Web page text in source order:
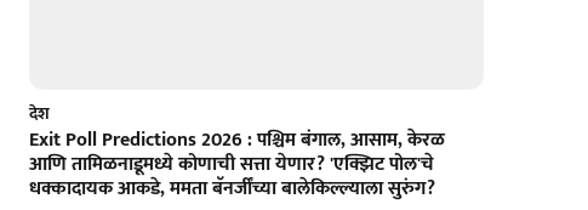
देश
Exit Poll Predictions 2026 : पश्चिम बंगाल, आसाम, केरळ
आणि तामिळनाडूमध्ये कोणाची सत्ता येणार? 'एक्झिट पोल'चे
धक्कादायक आकडे, ममता बॅनर्जींच्या बालेकिल्ल्याला सुरुंग?